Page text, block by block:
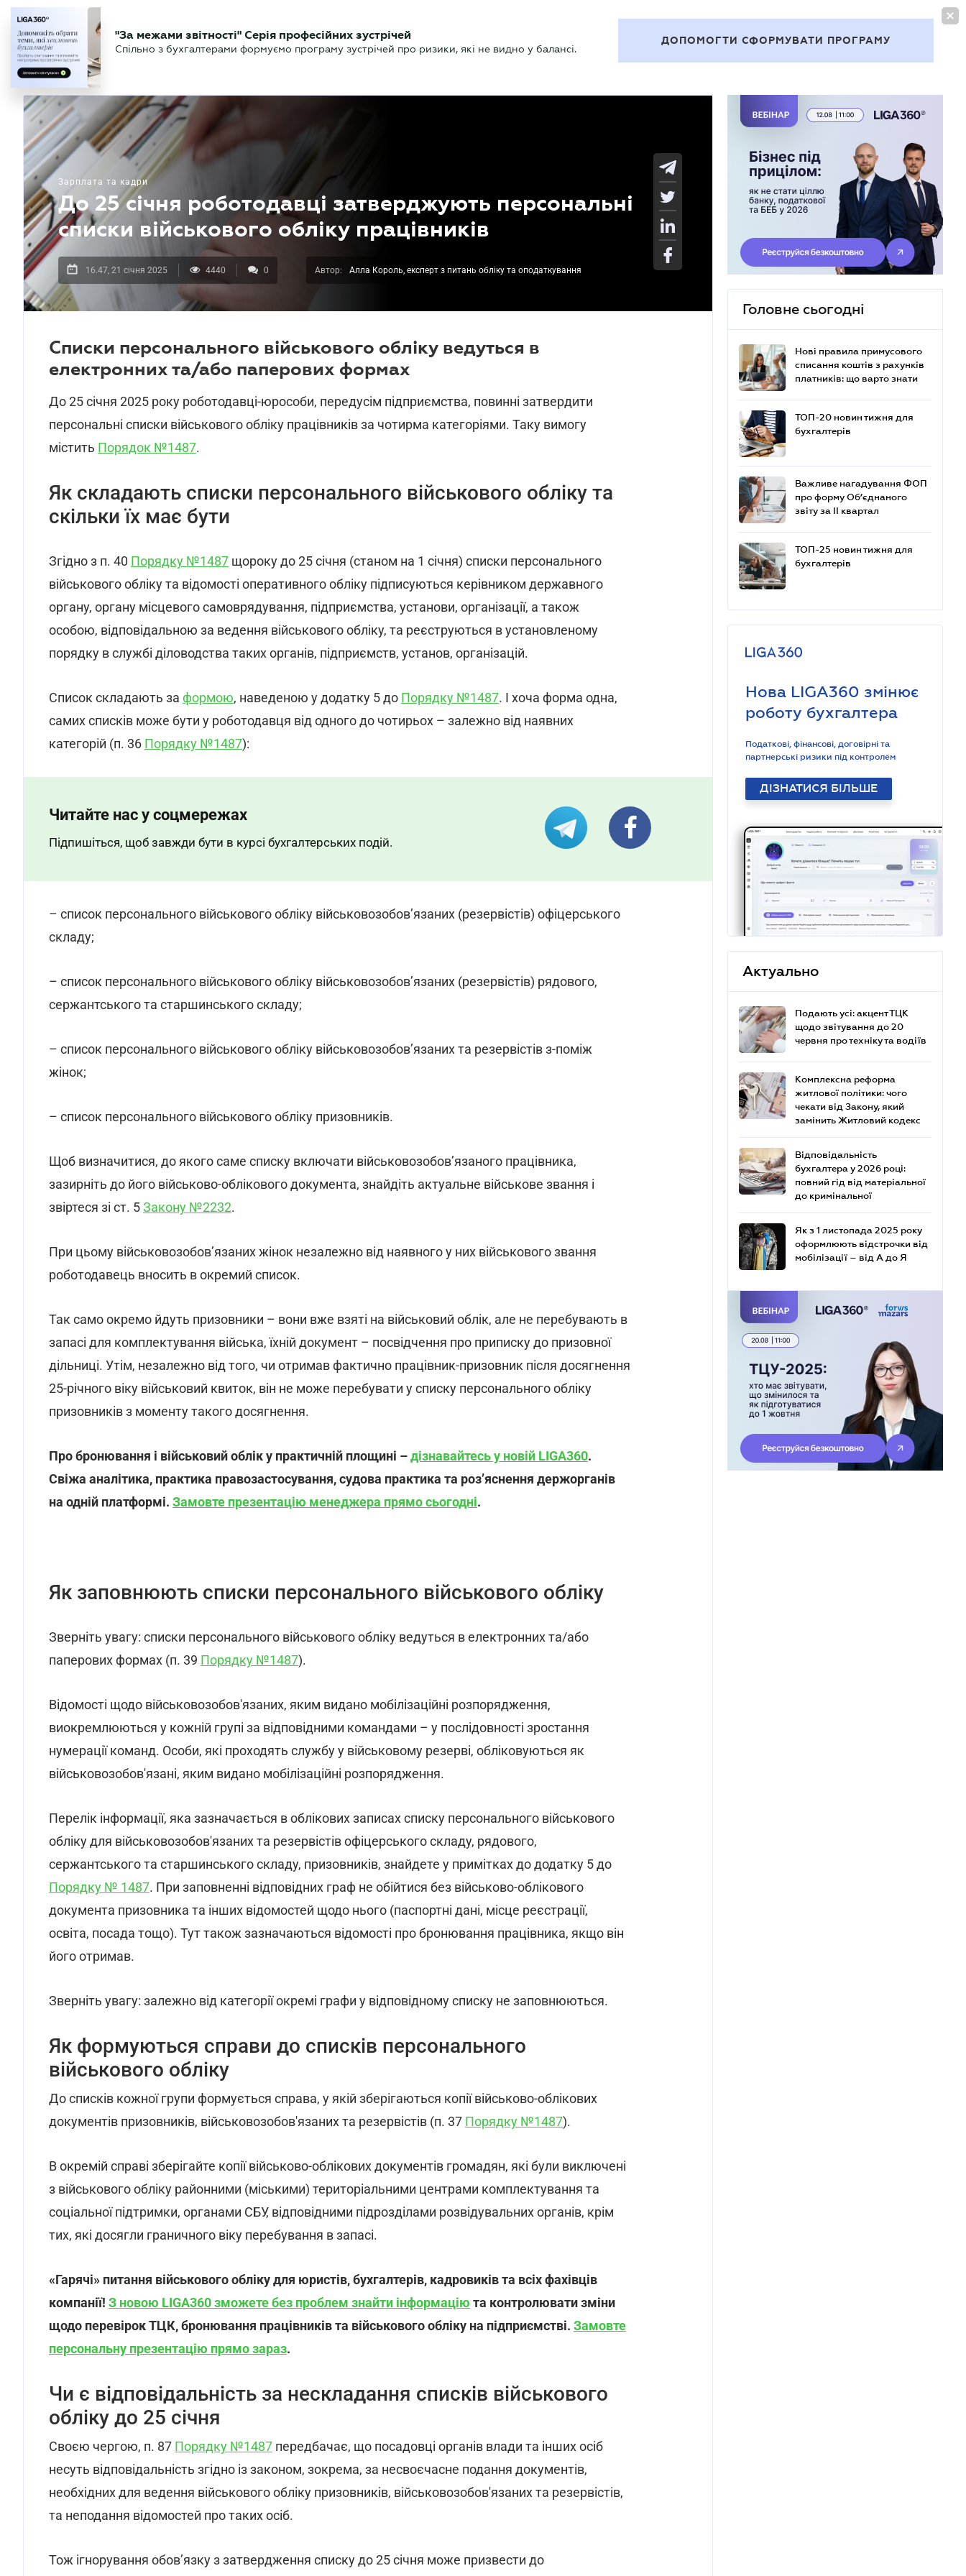
БУХГАЛТЕР Новини Аналітика Календар Актуально
"За межами звітності" Серія професійних зустрічей
Спільно з бухгалтерами формуємо програму зустрічей про ризики, які не видно у балансі.
ДОПОМОГТИ СФОРМУВАТИ ПРОГРАМУ
Зарплата та кадри
До 25 січня роботодавці затверджують персональні
списки військового обліку працівників
16.47, 21 січня 2025 4440 0 Автор: Алла Король, експерт з питань обліку та оподаткування
Списки персонального військового обліку ведуться в
електронних та/або паперових формах
До 25 січня 2025 року роботодавці-юрособи, передусім підприємства, повинні затвердити
персональні списки військового обліку працівників за чотирма категоріями. Таку вимогу
містить Порядок №1487.
Як складають списки персонального військового обліку та
скільки їх має бути
Згідно з п. 40 Порядку №1487 щороку до 25 січня (станом на 1 січня) списки персонального
військового обліку та відомості оперативного обліку підписуються керівником державного
органу, органу місцевого самоврядування, підприємства, установи, організації, а також
особою, відповідальною за ведення військового обліку, та реєструються в установленому
порядку в службі діловодства таких органів, підприємств, установ, організацій.
Список складають за формою, наведеною у додатку 5 до Порядку №1487. І хоча форма одна,
самих списків може бути у роботодавця від одного до чотирьох – залежно від наявних
категорій (п. 36 Порядку №1487):
Читайте нас у соцмережах
Підпишіться, щоб завжди бути в курсі бухгалтерських подій.
– список персонального військового обліку військовозобов’язаних (резервістів) офіцерського
складу;
– список персонального військового обліку військовозобов’язаних (резервістів) рядового,
сержантського та старшинського складу;
– список персонального військового обліку військовозобов’язаних та резервістів з-поміж
жінок;
– список персонального військового обліку призовників.
Щоб визначитися, до якого саме списку включати військовозобов’язаного працівника,
зазирніть до його військово-облікового документа, знайдіть актуальне військове звання і
звіртеся зі ст. 5Закону №2232.
При цьому військовозобов’язаних жінок незалежно від наявного у них військового звання
роботодавець вносить в окремий список.
Так само окремо йдуть призовники – вони вже взяті на військовий облік, але не перебувають в
запасі для комплектування війська, їхній документ – посвідчення про приписку до призовної
дільниці. Утім, незалежно від того, чи отримав фактично працівник-призовник після досягнення
25-річного віку військовий квиток, він не може перебувати у списку персонального обліку
призовників з моменту такого досягнення.
Про бронювання і військовий облік у практичній площині –дізнавайтесь у новій LIGA360.
Свіжа аналітика, практика правозастосування, судова практика та розʼяснення держорганів
на одній платформі. Замовте презентацію менеджера прямо сьогодні.
Як заповнюють списки персонального військового обліку
Зверніть увагу: списки персонального військового обліку ведуться в електронних та/або
паперових формах (п. 39 Порядку №1487).
Відомості щодо військовозобов'язаних, яким видано мобілізаційні розпорядження,
виокремлюються у кожній групі за відповідними командами – у послідовності зростання
нумерації команд. Особи, які проходять службу у військовому резерві, обліковуються як
військовозобов'язані, яким видано мобілізаційні розпорядження.
Перелік інформації, яка зазначається в облікових записах списку персонального військового
обліку для військовозобов'язаних та резервістів офіцерського складу, рядового,
сержантського та старшинського складу, призовників, знайдете у примітках до додатку 5 до
Порядку № 1487. При заповненні відповідних граф не обійтися без військово-облікового
документа призовника та інших відомостей щодо нього (паспортні дані, місце реєстрації,
освіта, посада тощо). Тут також зазначаються відомості про бронювання працівника, якщо він
його отримав.
Зверніть увагу: залежно від категорії окремі графи у відповідному списку не заповнюються.
Як формуються справи до списків персонального
військового обліку
До списків кожної групи формується справа, у якій зберігаються копії військово-облікових
документів призовників, військовозобов'язаних та резервістів (п. 37 Порядку №1487).
В окремій справі зберігайте копії військово-облікових документів громадян, які були виключені
з військового обліку районними (міськими) територіальними центрами комплектування та
соціальної підтримки, органами СБУ, відповідними підрозділами розвідувальних органів, крім
тих, які досягли граничного віку перебування в запасі.
«Гарячі» питання військового обліку для юристів, бухгалтерів, кадровиків та всіх фахівців
компанії! З новою LIGA360 зможете без проблем знайти інформацію та контролювати зміни
щодо перевірок ТЦК, бронювання працівників та військового обліку на підприємстві. Замовте
персональну презентацію прямо зараз.
Чи є відповідальність за нескладання списків військового
обліку до 25 січня
Своєю чергою, п. 87 Порядку №1487 передбачає, що посадовці органів влади та інших осіб
несуть відповідальність згідно із законом, зокрема, за несвоєчасне подання документів,
необхідних для ведення військового обліку призовників, військовозобов'язаних та резервістів,
та неподання відомостей про таких осіб.
Тож ігнорування обов’язку з затвердження списку до 25 січня може призвести до
Головне сьогодні
Нові правила примусового
списання коштів з рахунків
платників: що варто знати
ТОП-20 новин тижня для
бухгалтерів
Важливе нагадування ФОП
про форму Об’єднаного
звіту за ІІ квартал
ТОП-25 новин тижня для
бухгалтерів
Нова LIGA360 змінює
роботу бухгалтера
Податкові, фінансові, договірні та
партнерські ризики під контролем
ДІЗНАТИСЯ БІЛЬШЕ
Актуально
Подають усі: акцент ТЦК
щодо звітування до 20
червня про техніку та водіїв
Комплексна реформа
житлової політики: чого
чекати від Закону, який
замінить Житловий кодекс
Відповідальність
бухгалтера у 2026 році:
повний гід від матеріальної
до кримінальної
Як з 1 листопада 2025 року
оформлюють відстрочки від
мобілізації – від А до Я